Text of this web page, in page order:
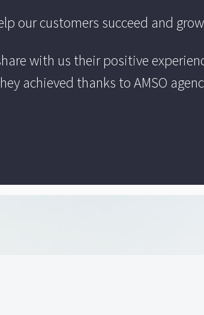
our customers succeed and
with us their positive
achieved thanks to AMSO